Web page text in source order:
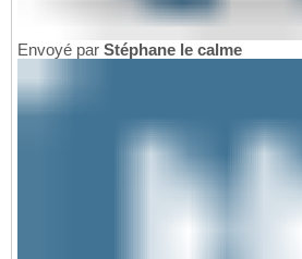
Envoyé par Stéphane le calme